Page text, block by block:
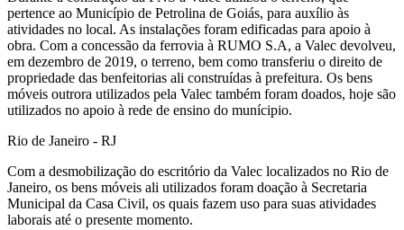
pertence ao Município de Petrolina de Goiás, para auxílio às
atividades no local. As instalações foram edificadas para apoio à
obra. Com a concessão da ferrovia à RUMO S.A, a Valec devolveu,
em dezembro de 2019, o terreno, bem como transferiu o direito de
propriedade das benfeitorias ali construídas à prefeitura. Os bens
móveis outrora utilizados pela Valec também foram doados, hoje são
utilizados no apoio à rede de ensino do munícipio.
Rio de Janeiro - RJ
Com a desmobilização do escritório da Valec localizados no Rio de
Janeiro, os bens móveis ali utilizados foram doação à Secretaria
Municipal da Casa Civil, os quais fazem uso para suas atividades
laborais até o presente momento.